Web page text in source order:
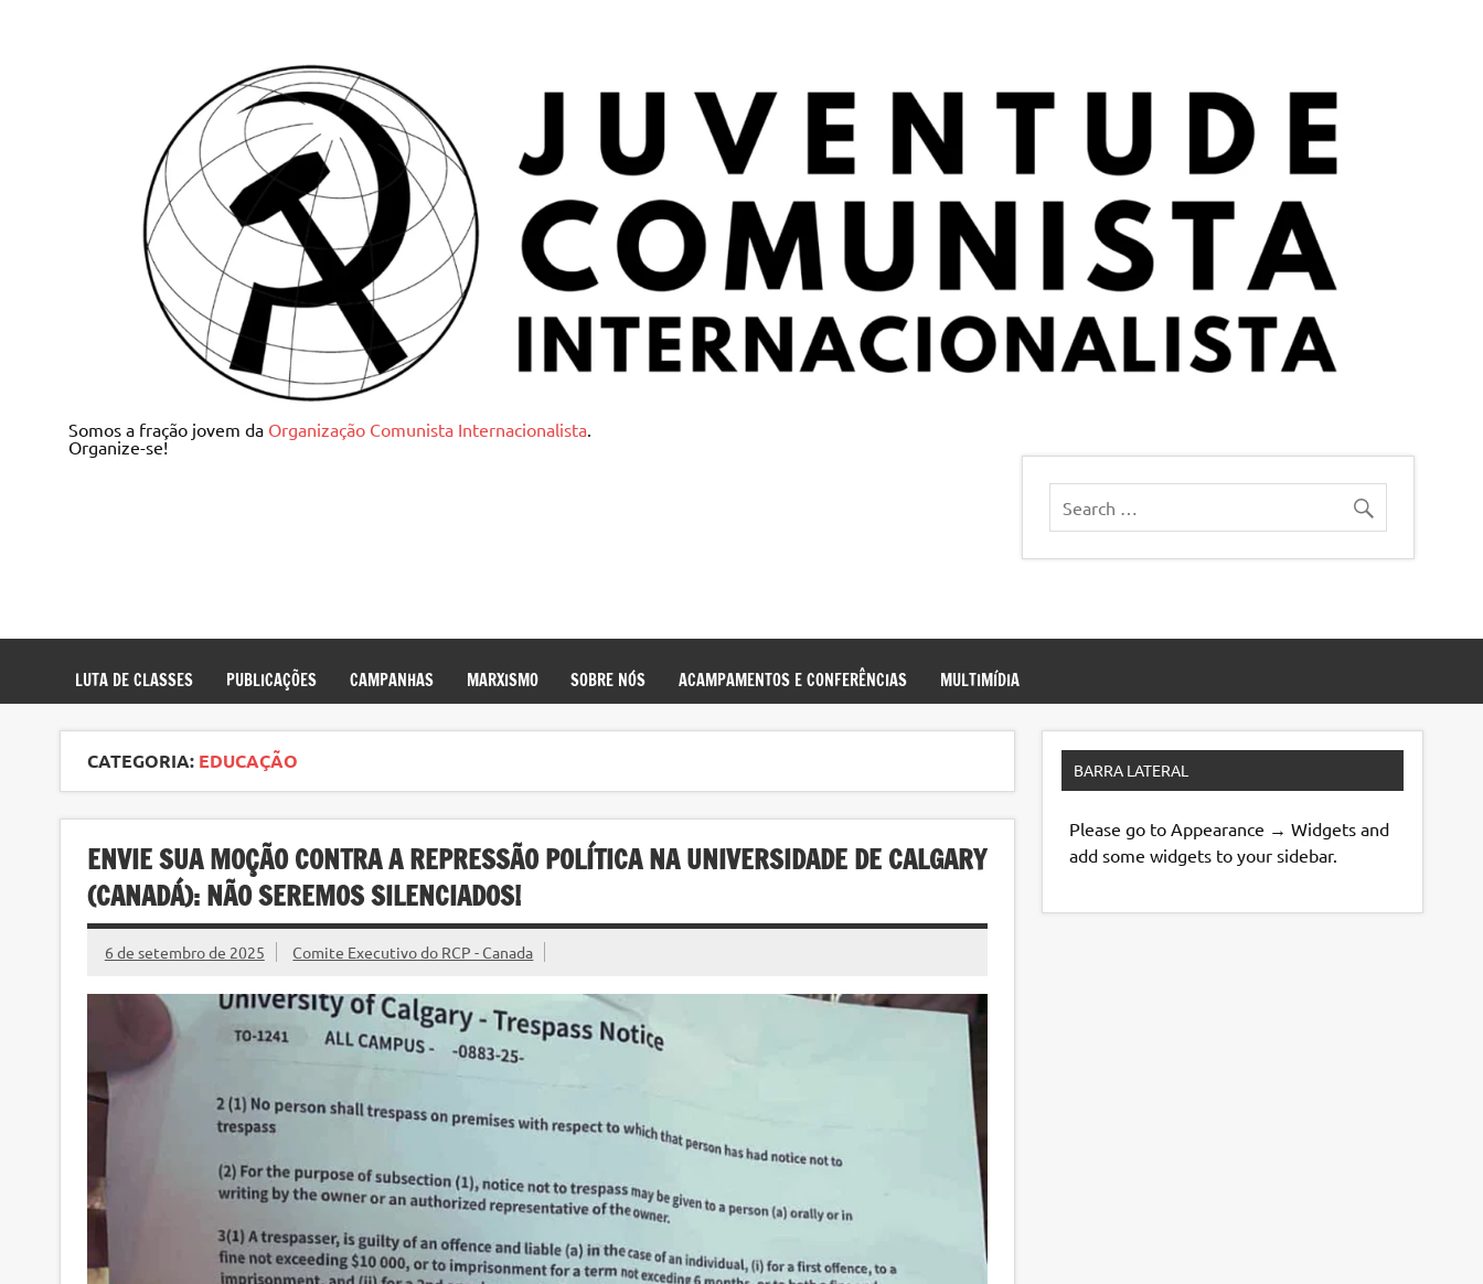
Juventude Comunista Internacionalista
Somos a fração jovem da Organização Comunista Internacionalista.
Organize-se!
LUTA DE CLASSES PUBLICAÇÕES CAMPANHAS MARXISMO SOBRE NÓS ACAMPAMENTOS E CONFERÊNCIAS MULTIMÍDIA
CATEGORIA: EDUCAÇÃO
ENVIE SUA MOÇÃO CONTRA A REPRESSÃO POLÍTICA NA UNIVERSIDADE DE CALGARY
(CANADÁ): NÃO SEREMOS SILENCIADOS!
6 de setembro de 2025 Comite Executivo do RCP - Canada
BARRA LATERAL
Please go to Appearance → Widgets and
add some widgets to your sidebar.